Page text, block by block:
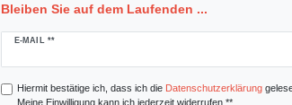
Bleiben Sie auf dem Laufenden ...
E-MAIL **
Newsletter
Hiermit bestätige ich, dass ich die Daten­schutz­erklärung
Meine Einwilligung kann ich jederzeit widerrufen.**